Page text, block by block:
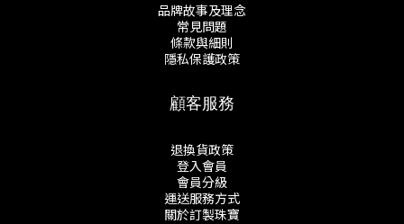
品牌故事及理念
常見問題
條款與細則
隱私保護政策
顧客服務
退換貨政策
登入會員
會員分級
運送服務方式
關於訂製珠寶